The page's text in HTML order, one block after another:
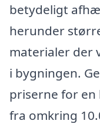
betydeligt
herunder
materialer der
i bygningen.
priserne for
fra omkring